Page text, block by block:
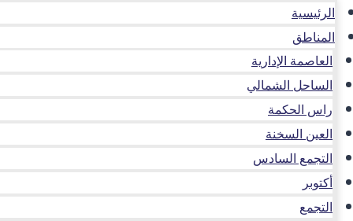
الرئيسية
المناطق
العاصمة الإدارية
الساحل الشمالي
راس الحكمة
العين السخنة
التجمع السادس
أكتوبر
التجمع